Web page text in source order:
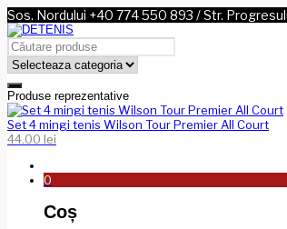
Sos. Nordului +40 774 550 893 / Str.
Produse reprezentative
Set 4 mingi tenis Wilson Tour Premier All Court
44.00 lei
0
Coș